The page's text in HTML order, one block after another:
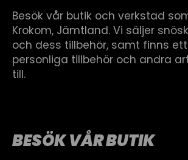
Besök vår butik och verkstad
Krokom, Jämtland. Vi säljer
och dess tillbehör, samt finns
personliga tillbehör och andra
till.
BESÖK VÅR BUTIK